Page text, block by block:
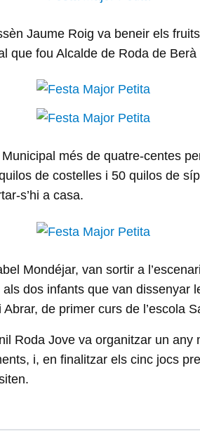
Jaume Roig va beneir els
que fou Alcalde de Roda de
més de quatre-centes
de costelles i 50 quilos de
s’hi a casa.
Mondéjar, van sortir a
dos infants que van
de primer curs de l’escola
Roda Jove va organitzar un
i, en finalitzar els cinc jocs